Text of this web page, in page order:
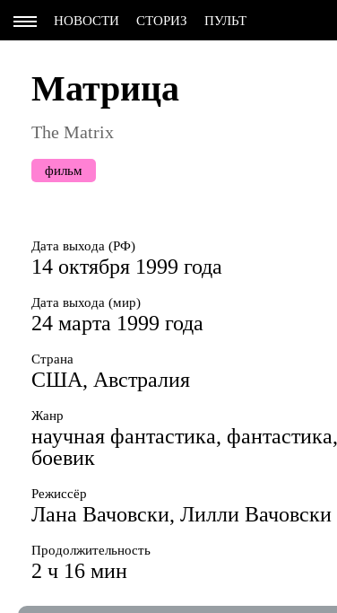
НОВОСТИ СТОРИЗ ПУЛЬТ
Матрица
The Matrix
фильм
Дата выхода (РФ)
14 октября 1999 года
Дата выхода (мир)
24 марта 1999 года
Страна
США, Австралия
Жанр
научная фантастика, фантастика,
боевик
Режиссёр
Лана Вачовски, Лилли Вачовски
Продолжительность
2 ч 16 мин